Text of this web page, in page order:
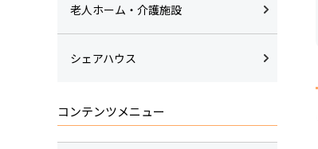
老人ホーム・介護施設
シェアハウス
コンテンツメニュー